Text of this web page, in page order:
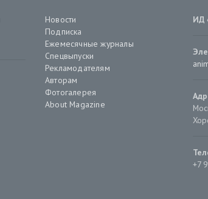
Новости
Подписка
Ежемесячные журналы
Спецвыпуски
Рекламодателям
Авторам
Фотогалерея
About Magazine
ИД
+7